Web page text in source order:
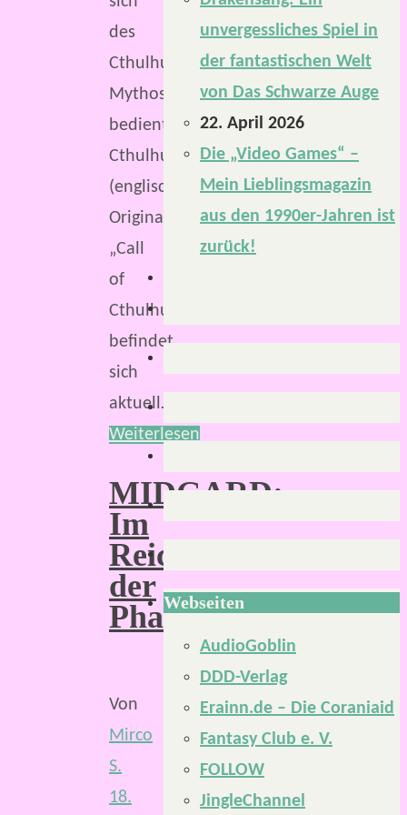
des
Cthulhu-
Mythos
bedient.
Cthulhu
(englischer
Originaltitel
„Call
of
Cthulhu”)
befindet
sich
aktuell…
Weiterlesen
MIDGARD:
Im
Reich
der
Phantasie
Von
Mirco
S.
18.
unvergessliches Spiel in
der fantastischen Welt
von Das Schwarze Auge
22. April 2026
Die „Video Games“ –
Mein Lieblingsmagazin
aus den 1990er-Jahren ist
zurück!
Webseiten
AudioGoblin
DDD-Verlag
Erainn.de – Die Coraniaid
Fantasy Club e. V.
FOLLOW
JingleChannel